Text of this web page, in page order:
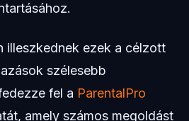
illeszkednek ezek a célzott
szélesebb
fel a ParentalPro
amely számos megoldást